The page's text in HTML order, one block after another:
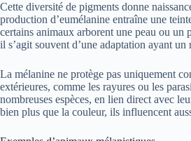
Cette diversité de pigments donne
production d’eumélanine entraîne une
certains animaux arborent une peau ou un
il s’agit souvent d’une adaptation ayant
La mélanine ne protège pas uniquement
extérieures, comme les rayures ou les
nombreuses espèces, en lien direct avec
bien plus que la couleur, ils influencent